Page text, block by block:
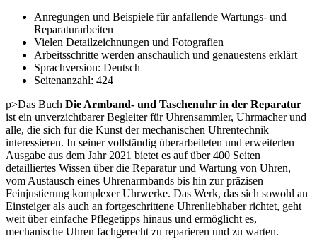
Anregungen und Beispiele für anfallende Wartungs- und
Reparaturarbeiten
Vielen Detailzeichnungen und Fotografien
Arbeitsschritte werden anschaulich und genauestens erklärt
Sprachversion: Deutsch
Seitenanzahl: 424
p>Das Buch Die Armband- und Taschenuhr in der Reparatur
ist ein unverzichtbarer Begleiter für Uhrensammler, Uhrmacher und
alle, die sich für die Kunst der mechanischen Uhrentechnik
interessieren. In seiner vollständig überarbeiteten und erweiterten
Ausgabe aus dem Jahr 2021 bietet es auf über 400 Seiten
detailliertes Wissen über die Reparatur und Wartung von Uhren,
vom Austausch eines Uhrenarmbands bis hin zur präzisen
Feinjustierung komplexer Uhrwerke. Das Werk, das sich sowohl an
Einsteiger als auch an fortgeschrittene Uhrenliebhaber richtet, geht
weit über einfache Pflegetipps hinaus und ermöglicht es,
mechanische Uhren fachgerecht zu reparieren und zu warten.